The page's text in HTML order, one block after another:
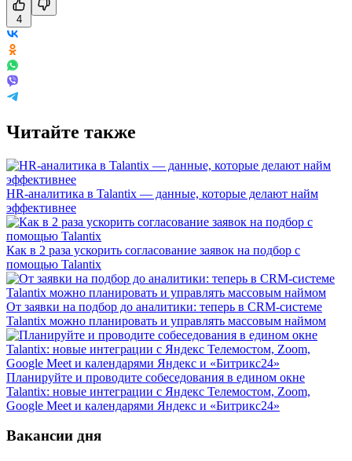
4
Читайте также
HR-аналитика в Talantix — данные, которые делают найм
эффективнее
Как в 2 раза ускорить согласование заявок на подбор с
помощью Talantix
От заявки на подбор до аналитики: теперь в CRM-системе
Talantix можно планировать и управлять массовым наймом
Планируйте и проводите собеседования в едином окне
Talantix: новые интеграции с Яндекс Телемостом, Zoom,
Google Meet и календарями Яндекс и «Битрикс24»
Вакансии дня